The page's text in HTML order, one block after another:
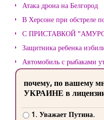
Атака дрона на Белгород
В Херсоне при обстреле
С ПРИСТАВКОЙ
Защитника ребенка
Автомобиль с рыбаками
почему, по вашему
УКРАИНЕ в лицензии
1. Уважает Путина.